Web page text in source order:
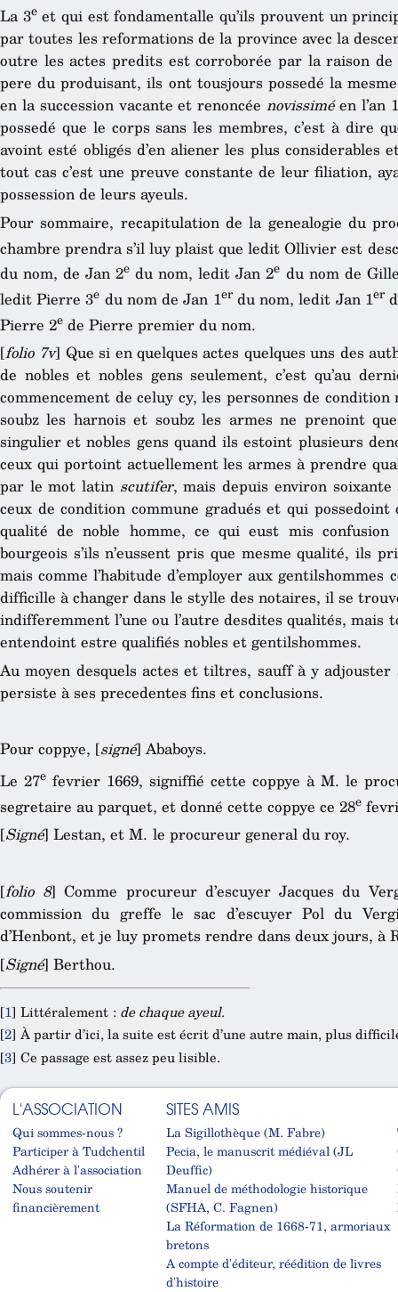
La 3eet qui est fondamentalle qu’ils prouvent un
par toutes les reformations de la province avec la
outre les actes predits est corroborée par la raison
pere du produisant, ils ont tousjours possedé la
en la succession vacante et renoncéenovissiméen l’an
possedé que le corps sans les membres, c’est à dire
avoint esté obligés d’en aliener les plus considerables
tout cas c’est une preuve constante de leur filiation,
possession de leurs ayeuls.
Pour sommaire, recapitulation de la genealogie du
chambre prendra s’il luy plaist que ledit Ollivier est
du nom, de Jan 2e du nom, ledit Jan 2e du nom de
ledit Pierre 3e du nom de Jan 1erdu nom, ledit Jan 1er
Pierre 2e de Pierre premier du nom.
[folio 7v] Que si en quelques actes quelques uns des
de nobles et nobles gens seulement, c’est qu’au
commencement de celuy cy, les personnes de
soubz les harnois et soubz les armes ne prenoint
singulier et nobles gens quand ils estoint plusieurs
ceux qui portoint actuellement les armes à prendre
par le mot latin scutifer, mais depuis environ
ceux de condition commune gradués et qui
qualité de noble homme, ce qui eust mis
bourgeois s’ils n’eussent pris que mesme qualité, ils
mais comme l’habitude d’employer aux
difficille à changer dans le stylle des notaires, il se
indifferemment l’une ou l’autre desdites qualités, mais
entendoint estre qualifiés nobles et gentilshommes.
Au moyen desquels actes et tiltres, sauff à y
persiste à ses precedentes fins et conclusions.
Pour coppye, [signé] Ababoys.
Le 27efevrier 1669, signiffié cette coppye à M. le
segretaire au parquet, et donné cette coppye ce 28e
[Signé] Lestan, et M. le procureur general du roy.
[folio 8] Comme procureur d’escuyer Jacques du
commission du greffe le sac d’escuyer Pol du
d’Henbont, et je luy promets rendre dans deux jours, à
[Signé] Berthou.
[1] Littéralement : de chaque ayeul.
[2] À partir d’ici, la suite est écrit d’une autre main, plus
[3] Ce passage est assez peu lisible.
L'ASSOCIATION
Qui sommes-nous ?
Participer à Tudchentil
Adhérer à l'association
Nous soutenir
financièrement
SITES AMIS
La Sigillothèque (M. Fabre)
Pecia, le manuscrit médiéval (JL
Deuffic)
Manuel de méthodologie historique
(SFHA, C. Fagnen)
La Réformation de 1668-71, armoriaux
bretons
A compte d'éditeur, réédition de livres
d'histoire